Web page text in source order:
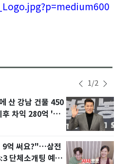
1/2
산 강남 건물 450
차익 280억 '잭
9억 써요?"…삼전
단체소개팅 예능